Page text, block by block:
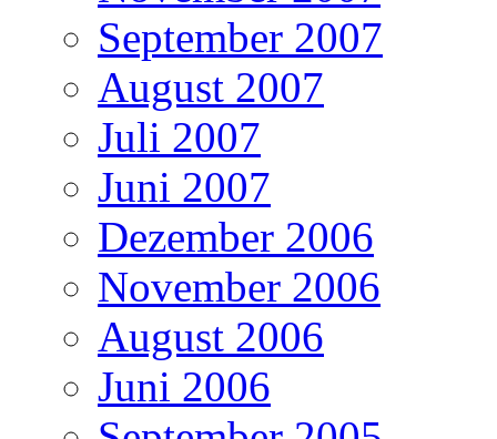
September 2007
August 2007
Juli 2007
Juni 2007
Dezember 2006
November 2006
August 2006
Juni 2006